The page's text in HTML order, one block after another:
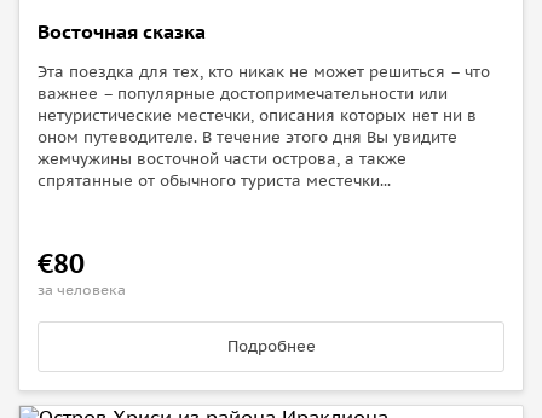
Восточная сказка
Эта поездка для тех, кто никак не может решиться – что
важнее – популярные достопримечательности или
нетуристические местечки, описания которых нет ни в
оном путеводителе. В течение этого дня Вы увидите
жемчужины восточной части острова, а также
спрятанные от обычного туриста местечки...
€80
за человека
Подробнее